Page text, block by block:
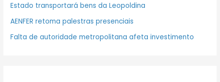
Estado transportará bens da Leopoldina
AENFER retoma palestras presenciais
Falta de autoridade metropolitana afeta investimento